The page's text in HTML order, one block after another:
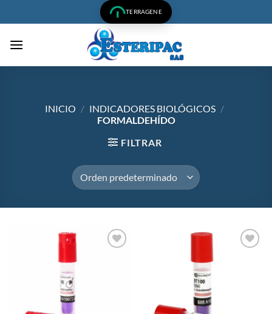
al
TERRAGENE
INICIO / INDICADORES BIOLÓGICOS /
FORMALDEHÍDO
FILTRAR